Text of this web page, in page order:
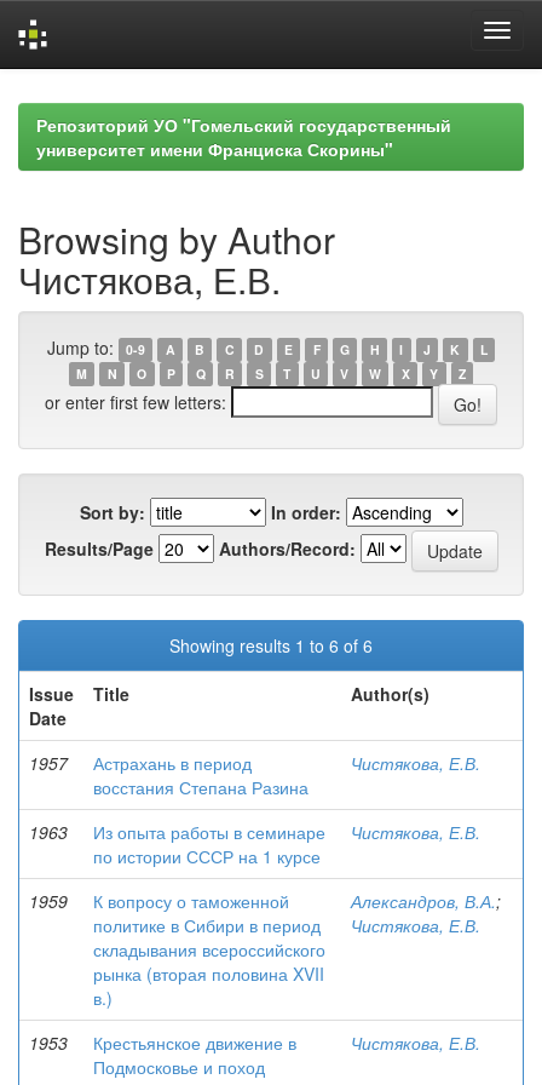
navigationРепозиторий УО "Гомельский государственный
университет имени Франциска Скорины"
Browsing by Author
Чистякова, Е.В.
Jump to: 0-9 A B C D E F G H I J K
L
M
N O P Q R S T U V W X Y Z
or enter first few letters:
Sort by:
In order:
Results/Page
Authors/Record:
Showing results 1 to 6 of 6
Issue
Date
Title Author(s)
1957
Астрахань в период
восстания Степана Разина
Чистякова, Е.В.
1963
Из опыта работы в семинаре
по истории СССР на 1 курсе
Чистякова, Е.В.
1959
К вопросу о таможенной
политике в Сибири в период
складывания всероссийского
рынка (вторая половина XVII
в.)
Александров, В.А.;
Чистякова, Е.В.
1953
Крестьянское движение в
Подмосковье и поход
Чистякова, Е.В.